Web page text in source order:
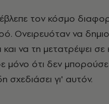
τον κόσμο
Ονειρευόταν να
και να τη μετατρέψει σε
μόνο ότι δεν
σχεδιάσει γι' αυτόν.